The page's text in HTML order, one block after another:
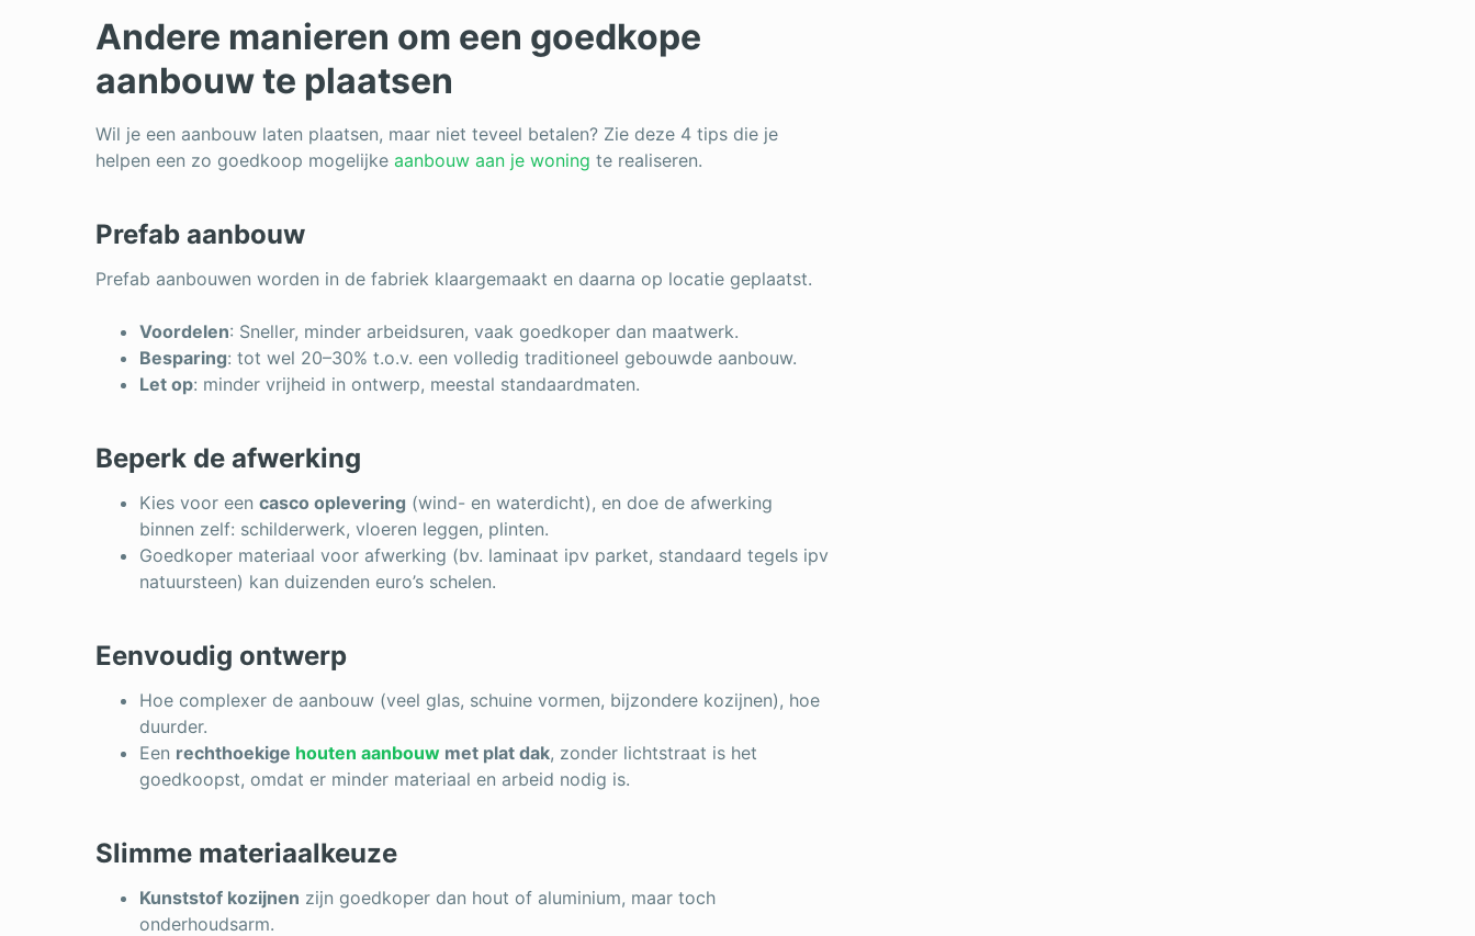
Andere manieren om een goedkope
aanbouw te plaatsen
Wil je een aanbouw laten plaatsen, maar niet teveel betalen? Zie deze 4 tips die je
helpen een zo goedkoop mogelijke aanbouw aan je woning te realiseren.
Prefab aanbouw
Prefab aanbouwen worden in de fabriek klaargemaakt en daarna op locatie geplaatst.
Voordelen: Sneller, minder arbeidsuren, vaak goedkoper dan maatwerk.
Besparing: tot wel 20–30% t.o.v. een volledig traditioneel gebouwde aanbouw.
Let op: minder vrijheid in ontwerp, meestal standaardmaten.
Beperk de afwerking
Kies voor een casco oplevering (wind- en waterdicht), en doe de afwerking
binnen zelf: schilderwerk, vloeren leggen, plinten.
Goedkoper materiaal voor afwerking (bv. laminaat ipv parket, standaard tegels ipv
natuursteen) kan duizenden euro’s schelen.
Eenvoudig ontwerp
Hoe complexer de aanbouw (veel glas, schuine vormen, bijzondere kozijnen), hoe
duurder.
Een rechthoekige houten aanbouw met plat dak, zonder lichtstraat is het
goedkoopst, omdat er minder materiaal en arbeid nodig is.
Slimme materiaalkeuze
Kunststof kozijnen zijn goedkoper dan hout of aluminium, maar toch
onderhoudsarm.